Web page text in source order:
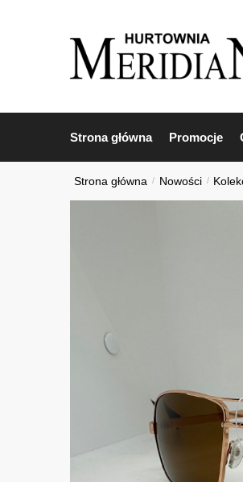
Strona główna Promocje
Strona główna / Nowości /